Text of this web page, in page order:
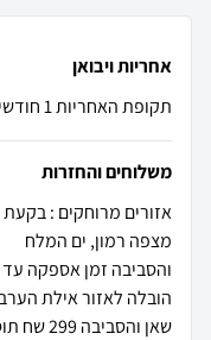
אחריות ויבואן
תקופת האחריות 1 חודשים
משלוחים והחזרות
אזורים מרוחקים :
הובלה לאזור אילת
שאן והסביבה 299 שח תוספת*******